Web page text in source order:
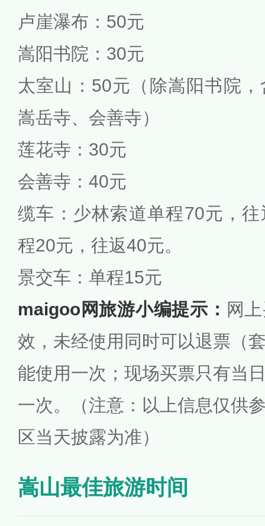
卢崖瀑布：50元
嵩阳书院：30元
太室山：50元（除嵩阳书院
嵩岳寺、会善寺）
莲花寺：30元
会善寺：40元
缆车：少林索道单程70元，
程20元，往返40元。
景交车：单程15元
maigoo网旅游小编提示： 网
效，未经使用同时可以退票（
能使用一次；现场买票只有当
一次。
（注意：以上信息仅供
区当天披露为准）
嵩山最佳旅游时间